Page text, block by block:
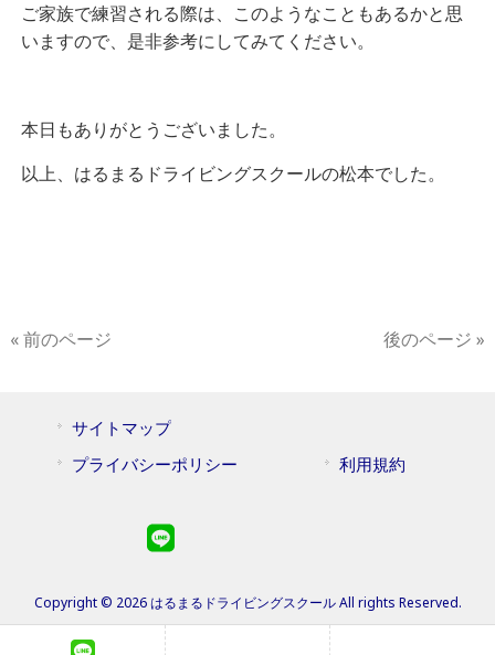
ご家族で練習される際は、このようなこともあるかと思
いますので、是非参考にしてみてください。
本日もありがとうございました。
以上、はるまるドライビングスクールの松本でした。
« 前のページ 後のページ »
サイトマップ
プライバシーポリシー
利用規約
Copyright © 2026 はるまるドライビングスクール All rights Reserved.